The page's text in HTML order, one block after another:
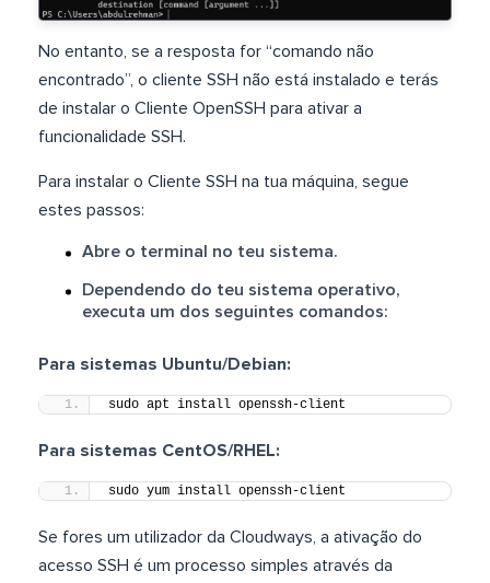
No entanto, se a resposta for “comando não
encontrado”, o cliente SSH não está instalado e terás
de instalar o Cliente OpenSSH para ativar a
funcionalidade SSH.
Para instalar o Cliente SSH na tua máquina, segue
estes passos:
Abre o terminal no teu sistema.
Dependendo do teu sistema operativo,
executa um dos seguintes comandos:
Para sistemas Ubuntu/Debian:
sudo apt install openssh-client
Para sistemas CentOS/RHEL:
sudo yum install openssh-client
Se fores um utilizador da Cloudways, a ativação do
acesso SSH é um processo simples através da